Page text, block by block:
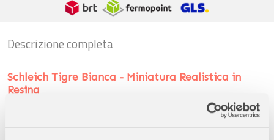
Descrizione completa
Schleich Tigre Bianca - Miniatura Realistica in
Resina
miniatura realistica e